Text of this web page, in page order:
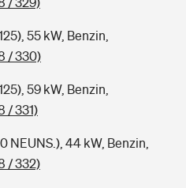
55 kW, Benzin,
/ 330)
59 kW, Benzin,
/ 331)
NEUNS.), 44 kW, Benzin,
/ 332)